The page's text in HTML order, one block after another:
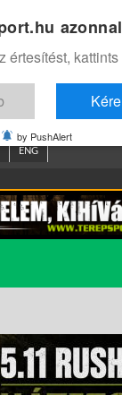
ENG
értesítést,
by PushAlert